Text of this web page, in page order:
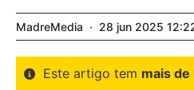
MadreMedia 28 jun 2025
Este artigo tem mais de